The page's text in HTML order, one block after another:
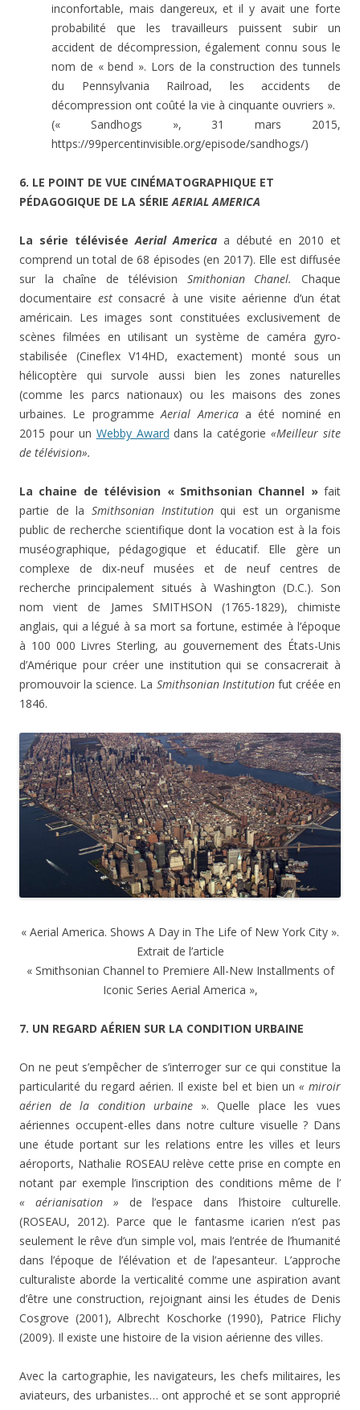
inconfortable, mais dangereux, et il y avait une forte
probabilité que les travailleurs puissent subir un
accident de décompression, également connu sous le
nom de « bend ». Lors de la construction des tunnels
du Pennsylvania Railroad, les accidents de
décompression ont coûté la vie à cinquante ouvriers ».
(« Sandhogs », 31 mars 2015,
https://99percentinvisible.org/episode/sandhogs/)
6. LE POINT DE VUE CINÉMATOGRAPHIQUE ET
PÉDAGOGIQUE DE LA SÉRIEAERIAL AMERICA
La série téléviséeAerial America a débuté en 2010 et
comprend un total de 68 épisodes (en 2017). Elle est diffusée
sur la chaîne de télévision Smithonian Chanel.Chaque
documentaire estconsacré à une visite aérienne d’un état
américain. Les images sont constituées exclusivement de
scènes filmées en utilisant un système de caméra gyro-
stabilisée (Cineflex V14HD, exactement) monté sous un
hélicoptère qui survole aussi bien les zones naturelles
(comme les parcs nationaux) ou les maisons des zones
urbaines. Le programmeAerial Americaa été nominé en
2015 pour un Webby Award dans la catégorie«Meilleur site
de télévision».
La chaine de télévision « Smithsonian Channel »fait
partie de la Smithsonian Institutionqui est un organisme
public de recherche scientifique dont la vocation est à la fois
muséographique, pédagogique et éducatif. Elle gère un
complexe de dix-neuf musées et de neuf centres de
recherche principalement situés à Washington (D.C.). Son
nom vient de James SMITHSON (1765-1829), chimiste
anglais, qui a légué à sa mort sa fortune, estimée à l’époque
à 100 000 Livres Sterling, au gouvernement des États-Unis
d’Amérique pour créer une institution qui se consacrerait à
promouvoir la science. La Smithsonian Institutionfut créée en
1846.
« Aerial America. Shows A Day in The Life of New York City ».
Extrait de l’article
« Smithsonian Channel to Premiere All-New Installments of
Iconic Series Aerial America »,
7. UN REGARD AÉRIEN SUR LA CONDITION URBAINE
On ne peut s’empêcher de s’interroger sur ce qui constitue la
particularité du regard aérien. Il existe bel et bien un « miroir
aérien de la condition urbaine ». Quelle place les vues
aériennes occupent-elles dans notre culture visuelle ? Dans
une étude portant sur les relations entre les villes et leurs
aéroports, Nathalie ROSEAU relève cette prise en compte en
notant par exemple l’inscription des conditions même de l’
« aérianisation » de l’espace dans l’histoire culturelle.
(ROSEAU, 2012). Parce que le fantasme icarien n’est pas
seulement le rêve d’un simple vol, mais l’entrée de l’humanité
dans l’époque de l’élévation et de l’apesanteur. L’approche
culturaliste aborde la verticalité comme une aspiration avant
d’être une construction, rejoignant ainsi les études de Denis
Cosgrove (2001), Albrecht Koschorke (1990), Patrice Flichy
(2009). Il existe une histoire de la vision aérienne des villes.
Avec la cartographie, les navigateurs, les chefs militaires, les
aviateurs, des urbanistes… ont approché et se sont approprié